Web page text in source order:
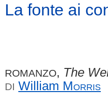
La fonte ai
ROMANZO, The
DI William Morris